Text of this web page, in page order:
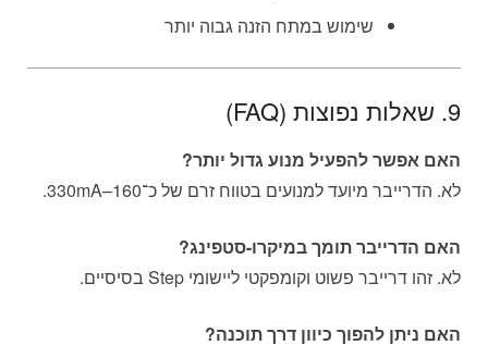
שימוש במתח הזנה גבוה יותר
9. שאלות נפוצות (FAQ)
האם אפשר להפעיל מנוע גדול יותר?
לא. הדרייבר מיועד למנועים בטווח זרם של כ־160–330mA.
האם הדרייבר תומך במיקרו-סטפינג?
לא. זהו דרייבר פשוט וקומפקטי ליישומי Step בסיסיים.
האם ניתן להפוך כיוון דרך תוכנה?